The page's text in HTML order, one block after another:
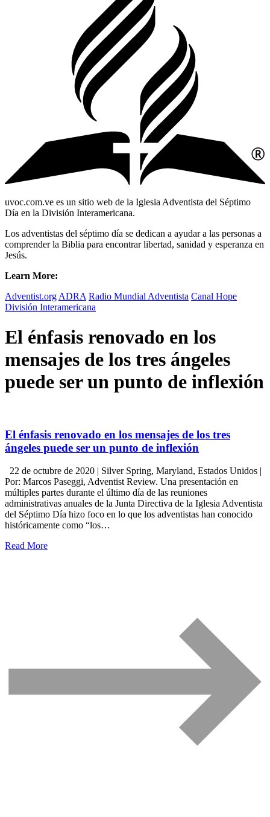
uvoc.com.ve es un sitio web de la Iglesia Adventista del Séptimo
Día en la División Interamericana.
Los adventistas del séptimo día se dedican a ayudar a las personas a
comprender la Biblia para encontrar libertad, sanidad y esperanza en
Jesús.
Learn More:
Adventist.org ADRA Radio Mundial Adventista Canal Hope
División Interamericana
El énfasis renovado en los
mensajes de los tres ángeles
puede ser un punto de inflexión
El énfasis renovado en los mensajes de los tres
ángeles puede ser un punto de inflexión
22 de octubre de 2020 | Silver Spring, Maryland, Estados Unidos |
Por: Marcos Paseggi, Adventist Review. Una presentación en
múltiples partes durante el último día de las reuniones
administrativas anuales de la Junta Directiva de la Iglesia Adventista
del Séptimo Día hizo foco en lo que los adventistas han conocido
históricamente como “los…
Read More